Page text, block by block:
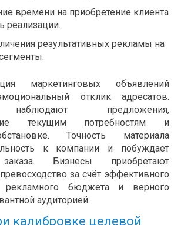
времени на приобретение клиента
реализации.
результативных рекламы на
маркетинговых объявлений
отклик адресатов.
наблюдают предложения,
текущим потребностям и
Точность материала
к компании и побуждает
Бизнесы приобретают
за счёт эффективного
рекламного бюджета и верного
аудиторией.
калибровке целевой